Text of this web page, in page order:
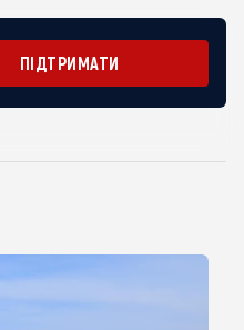
ПІДТРИМАТИ